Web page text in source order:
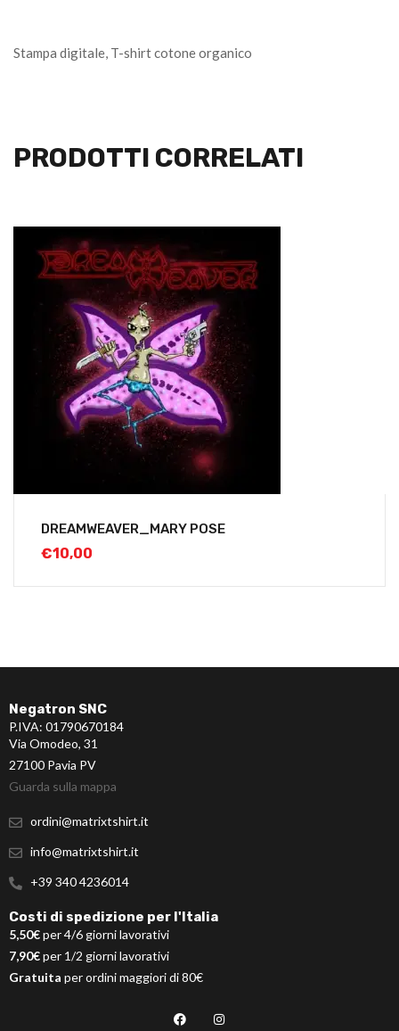
Stampa digitale, T-shirt cotone organico
PRODOTTI CORRELATI
DREAMWEAVER_MARY POSE
€10,00
Negatron SNC
P.IVA: 01790670184
Via Omodeo, 31
27100 Pavia PV
Guarda sulla mappa
ordini@matrixtshirt.it
info@matrixtshirt.it
+39 340 4236014
Costi di spedizione per l'Italia
5,50€per 4/6 giorni lavorativi
7,90€per 1/2 giorni lavorativi
Gratuita per ordini maggiori di 80€